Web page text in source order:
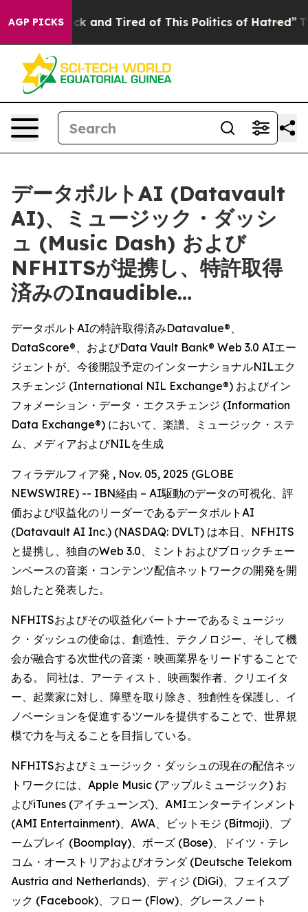
AGP PICKS
Sick and Tired of This Politics of Hatred” The
データボルトAI (Datavault
AI)、ミュージック・ダッシ
ュ (Music Dash) および
NFHITSが提携し、特許取得
済みのInaudible…
データボルトAIの特許取得済みDatavalue®、
DataScore®、およびData Vault Bank® Web 3.0 AIエー
ジェントが、今後開設予定のインターナショナルNILエク
スチェンジ (International NIL Exchange®) およびイン
フォメーション・データ・エクスチェンジ (Information
Data Exchange®) において、楽譜、ミュージック・ステ
ム、メディアおよびNILを生成
フィラデルフィア発 , Nov. 05, 2025 (GLOBE
NEWSWIRE) -- IBN経由 – AI駆動のデータの可視化、評
価および収益化のリーダーであるデータボルトAI
(Datavault AI Inc.) (NASDAQ: DVLT) は本日、NFHITS
と提携し、独自のWeb 3.0、ミントおよびブロックチェー
ンベースの音楽・コンテンツ配信ネットワークの開発を開
始したと発表した。
NFHITSおよびその収益化パートナーであるミュージッ
ク・ダッシュの使命は、創造性、テクノロジー、そして機
会が融合する次世代の音楽・映画業界をリードすることで
ある。 同社は、アーティスト、映画製作者、クリエイタ
ー、起業家に対し、障壁を取り除き、独創性を保護し、イ
ノベーションを促進するツールを提供することで、世界規
模で力を与えることを目指している。
NFHITSおよびミュージック・ダッシュの現在の配信ネッ
トワークには、Apple Music (アップルミュージック) お
よびiTunes (アイチューンズ)、AMIエンターテインメント
(AMI Entertainment)、AWA、ビットモジ (Bitmoji)、ブ
ームプレイ (Boomplay)、ボーズ (Bose)、ドイツ・テレ
コム・オーストリアおよびオランダ (Deutsche Telekom
Austria and Netherlands)、ディジ (DiGi)、フェイスブ
ック (Facebook)、フロー (Flow)、グレースノート